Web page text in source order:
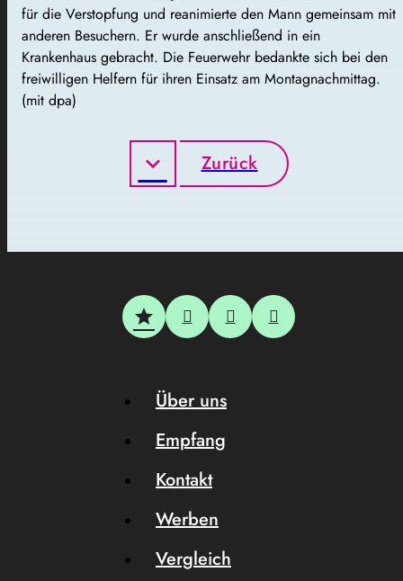
für die Verstopfung und reanimierte den Mann gemeinsam mit
anderen Besuchern. Er wurde anschließend in ein
Krankenhaus gebracht. Die Feuerwehr bedankte sich bei den
freiwilligen Helfern für ihren Einsatz am Montagnachmittag.
(mit dpa)
Zurück
Über uns
Empfang
Kontakt
Werben
Vergleich